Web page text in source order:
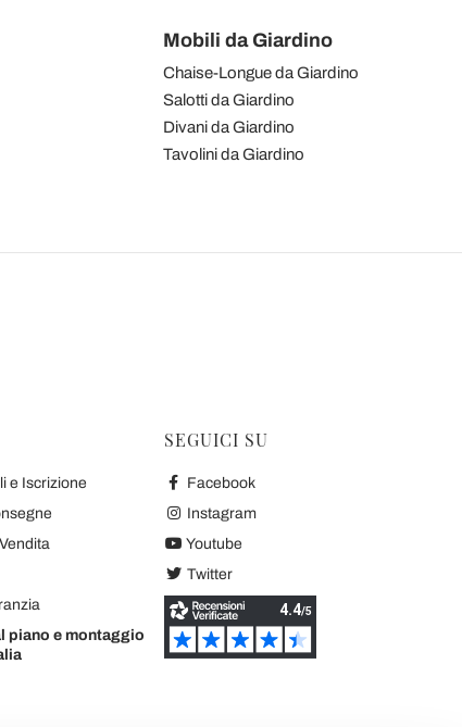
Mobili da Giardino
Chaise-Longue da Giardino
Salotti da Giardino
Divani da Giardino
Tavolini da Giardino
e Iscrizione
piano e montaggio
SEGUICI SU
Facebook
Instagram
Youtube
Twitter